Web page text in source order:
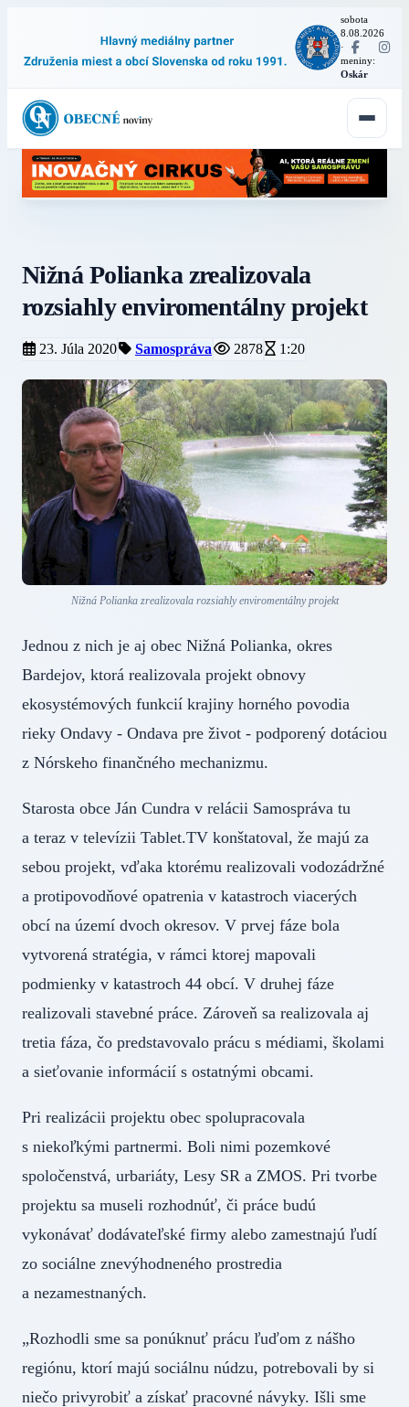
sobota
8.08.2026
·
meniny:
Oskár
Nižná Polianka zrealizovala
rozsiahly enviromentálny projekt
23. Júla 2020 Samospráva 2878 1:20
Nižná Polianka zrealizovala rozsiahly enviromentálny projekt
Jednou z nich je aj obec Nižná Polianka, okres
Bardejov, ktorá realizovala projekt obnovy
ekosystémových funkcií krajiny horného povodia
rieky Ondavy - Ondava pre život - podporený dotáciou
z Nórskeho finančného mechanizmu.
Starosta obce Ján Cundra v relácii Samospráva tu
a teraz v televízii Tablet.TV konštatoval, že majú za
sebou projekt, vďaka ktorému realizovali vodozádržné
a protipovodňové opatrenia v katastroch viacerých
obcí na území dvoch okresov. V prvej fáze bola
vytvorená stratégia, v rámci ktorej mapovali
podmienky v katastroch 44 obcí. V druhej fáze
realizovali stavebné práce. Zároveň sa realizovala aj
tretia fáza, čo predstavovalo prácu s médiami, školami
a sieťovanie informácií s ostatnými obcami.
Pri realizácii projektu obec spolupracovala
s niekoľkými partnermi. Boli nimi pozemkové
spoločenstvá, urbariáty, Lesy SR a ZMOS. Pri tvorbe
projektu sa museli rozhodnúť, či práce budú
vykonávať dodávateľské firmy alebo zamestnajú ľudí
zo sociálne znevýhodneného prostredia
a nezamestnaných.
„Rozhodli sme sa ponúknuť prácu ľuďom z nášho
regiónu, ktorí majú sociálnu núdzu, potrebovali by si
niečo privyrobiť a získať pracovné návyky. Išli sme